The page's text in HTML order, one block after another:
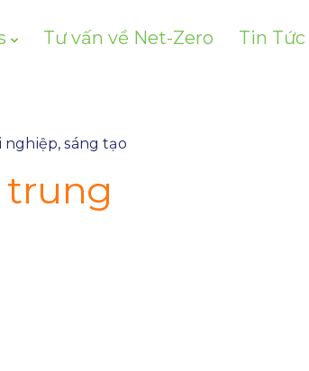
Tư vấn về Net-Zero Tin Tức
sáng tạo
trung